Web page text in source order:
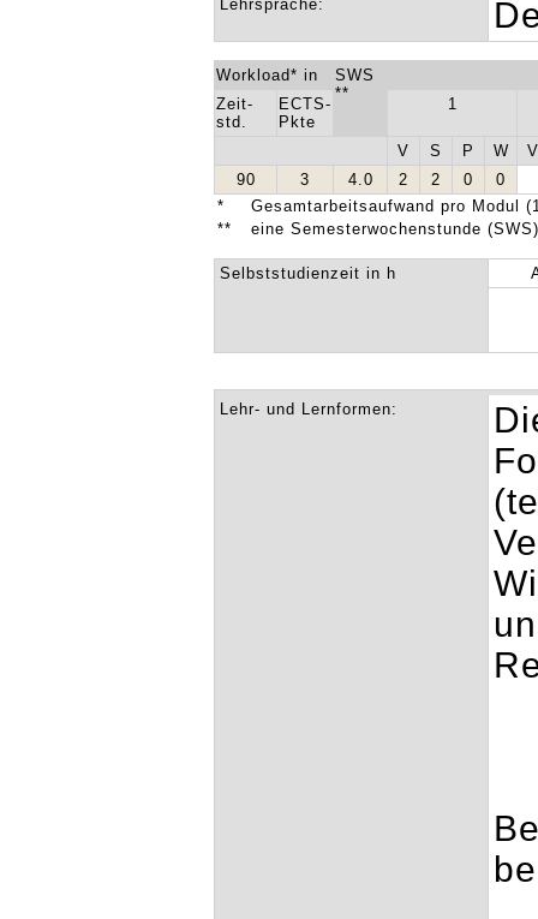
Lehrsprache:
Workload* in
SWS
**
Zeit-
std.
ECTS-
Pkte
1
V S P W
90
3 4.0 2 2 0
0
*
Gesamtarbeitsaufwand pro Modul
**
eine Semesterwochenstunde
Selbststudienzeit in h
Lehr- und Lernformen: